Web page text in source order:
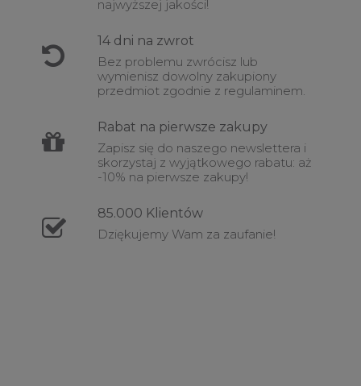
najwyższej jakości!
14 dni na zwrot
Bez problemu zwrócisz lub
wymienisz dowolny zakupiony
przedmiot zgodnie z regulaminem.
Rabat na pierwsze zakupy
Zapisz się do naszego newslettera i
skorzystaj z wyjątkowego rabatu: aż
-10% na pierwsze zakupy!
85.000 Klientów
Dziękujemy Wam za zaufanie!